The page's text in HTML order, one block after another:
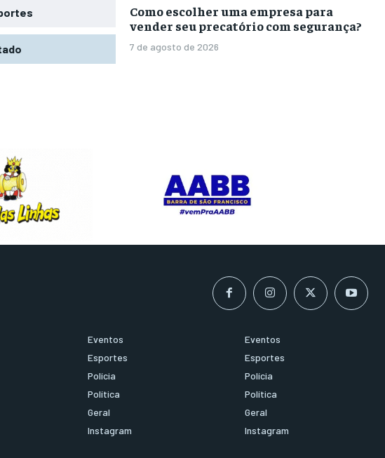
Como escolher uma empresa para
vender seu precatório com segurança?
7 de agosto de 2026
Eventos
Esportes
Polícia
Política
Geral
Instagram
Eventos
Esportes
Polícia
Política
Geral
Instagram